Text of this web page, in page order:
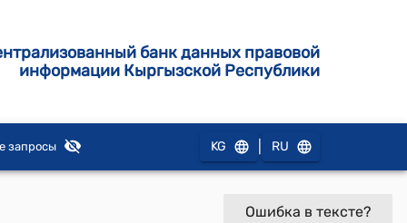
банк данных правовой
информации Кыргызской Республики
запросы KG RU
Ошибка в тексте?